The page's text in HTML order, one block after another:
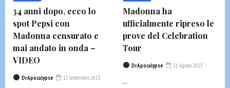
34 anni dopo, ecco lo
spot Pepsi con
Madonna censurato e
mai andato in onda –
VIDEO
DrApocalypse 15 Settembre 2023
Madonna ha
ufficialmente ripreso le
prove del Celebration
Tour
DrApocalypse 31 Agosto 2023
...